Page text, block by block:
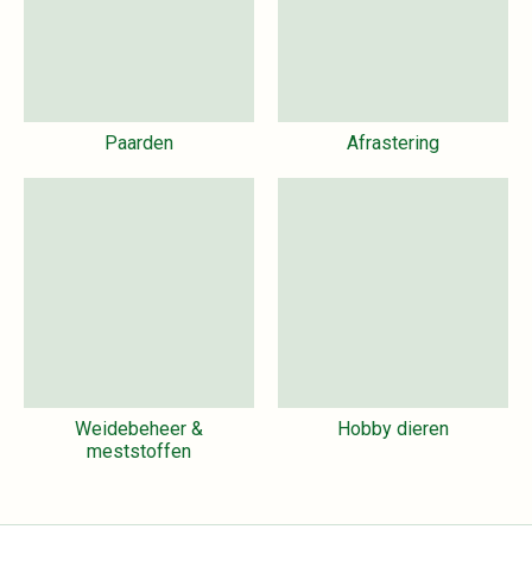
Paarden Afrastering
Weidebeheer &
meststoffen
Hobby dieren